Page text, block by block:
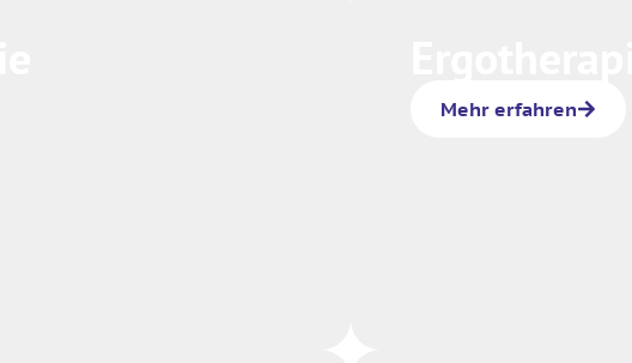
Mehr erfahren